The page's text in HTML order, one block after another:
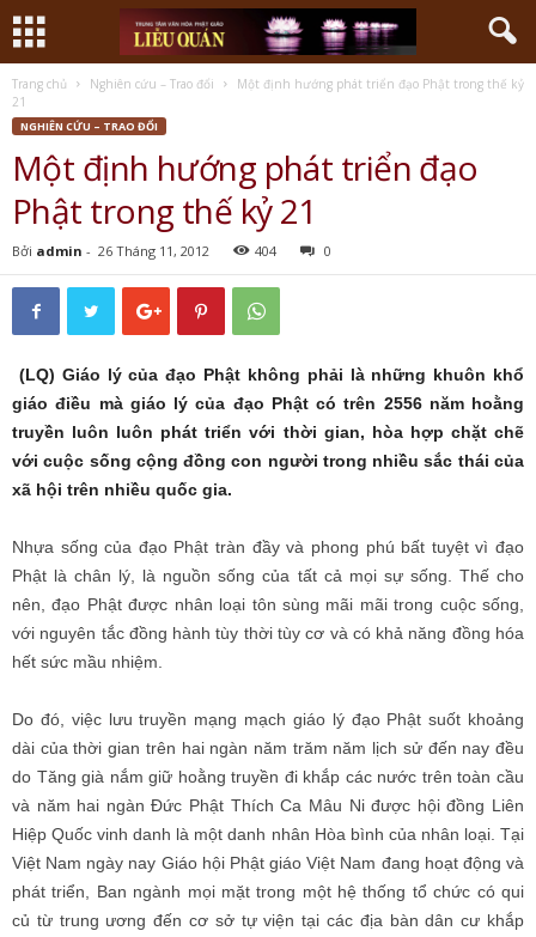
Trang chủ Nghiên cứu – Trao đổi
Một định hướng phát triển đạo Phật trong thế kỷ
21
NGHIÊN CỨU – TRAO ĐỔI
Một định hướng phát triển đạo
Phật trong thế kỷ 21
Bởi admin - 26 Tháng 11, 2012 404 0
(LQ) Giáo lý của đạo Phật không phải là những khuôn khổ
giáo điều mà giáo lý của đạo Phật có trên 2556 năm hoằng
truyền luôn luôn phát triển với thời gian, hòa hợp chặt chẽ
với cuộc sống cộng đồng con người trong nhiều sắc thái của
xã hội trên nhiều quốc gia.
Nhựa sống của đạo Phật tràn đầy và phong phú bất tuyệt vì đạo
Phật là chân lý, là nguồn sống của tất cả mọi sự sống. Thế cho
nên, đạo Phật được nhân loại tôn sùng mãi mãi trong cuộc sống,
với nguyên tắc đồng hành tùy thời tùy cơ và có khả năng đồng hóa
hết sức mầu nhiệm.
Do đó, việc lưu truyền mạng mạch giáo lý đạo Phật suốt khoảng
dài của thời gian trên hai ngàn năm trăm năm lịch sử đến nay đều
do Tăng già nắm giữ hoằng truyền đi khắp các nước trên toàn cầu
và năm hai ngàn Đức Phật Thích Ca Mâu Ni được hội đồng Liên
Hiệp Quốc vinh danh là một danh nhân Hòa bình của nhân loại. Tại
Việt Nam ngày nay Giáo hội Phật giáo Việt Nam đang hoạt động và
phát triển, Ban ngành mọi mặt trong một hệ thống tổ chức có qui
củ từ trung ương đến cơ sở tự viện tại các địa bàn dân cư khắp